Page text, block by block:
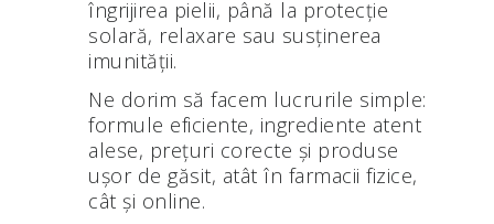
îngrijirea pielii, până la protecție
solară, relaxare sau susținerea
imunității.
Ne dorim să facem lucrurile simple:
formule eficiente, ingrediente atent
alese, prețuri corecte și produse
ușor de găsit, atât în farmacii fizice,
cât și online.